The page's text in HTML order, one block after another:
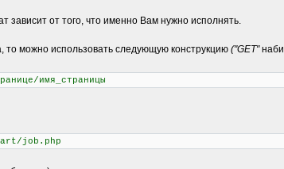
зависит от того, что именно Вам нужно исполнять.
то можно использовать следующую конструкцию ("GET"
имя_страницы
job.php